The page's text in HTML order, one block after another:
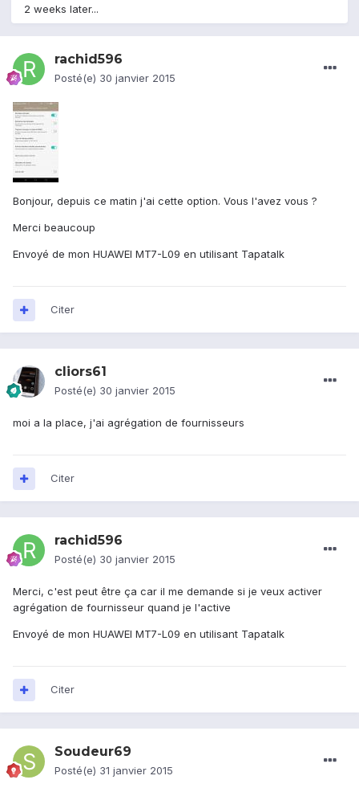
2 weeks later...
rachid596
Posté(e) 30 janvier 2015
Bonjour, depuis ce matin j'ai cette option. Vous l'avez vous ?
Merci beaucoup
Envoyé de mon HUAWEI MT7-L09 en utilisant Tapatalk
Citer
cliors61
Posté(e) 30 janvier 2015
moi a la place, j'ai agrégation de fournisseurs
Citer
rachid596
Posté(e) 30 janvier 2015
Merci, c'est peut être ça car il me demande si je veux activer
agrégation de fournisseur quand je l'active
Envoyé de mon HUAWEI MT7-L09 en utilisant Tapatalk
Citer
Soudeur69
Posté(e) 31 janvier 2015